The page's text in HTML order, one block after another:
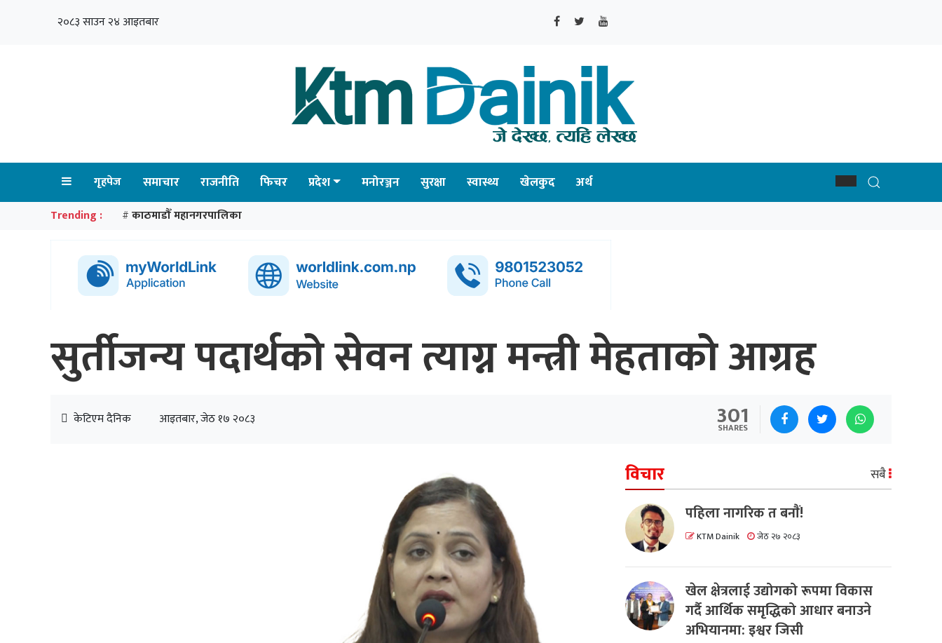
२०८३ साउन २४ आइतबार
गृहपेज समाचार राजनीति फिचर प्रदेश मनोरञ्जन सुरक्षा स्वास्थ्य खेलकुद अर्थ
Trending : # काठमाडौँ महानगरपालिका
सुर्तीजन्य पदार्थको सेवन त्याग्न मन्त्री मेहताको आग्रह
केटिएम दैनिक आइतबार, जेठ १७ २०८३ 301
SHARES
विचार सबै
पहिला नागरिक त बनाैं!
KTM Dainik जेठ २७ २०८३
खेल क्षेत्रलाई उद्योगको रूपमा विकास
गर्दै आर्थिक समृद्धिको आधार बनाउने
अभियानमा: इश्वर जिसी